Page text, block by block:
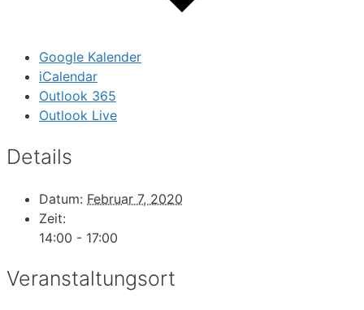
Google Kalender
iCalendar
Outlook 365
Outlook Live
Details
Datum: Februar 7, 2020
Zeit:
14:00 - 17:00
Veranstaltungsort